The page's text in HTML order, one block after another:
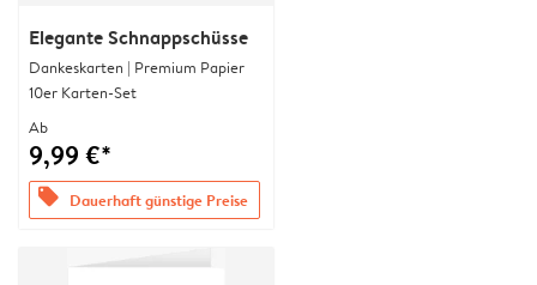
Elegante Schnappschüsse
Dankeskarten | Premium Papier
10er Karten-Set
Ab
9,99 €*
offers Dauerhaft günstige Preise